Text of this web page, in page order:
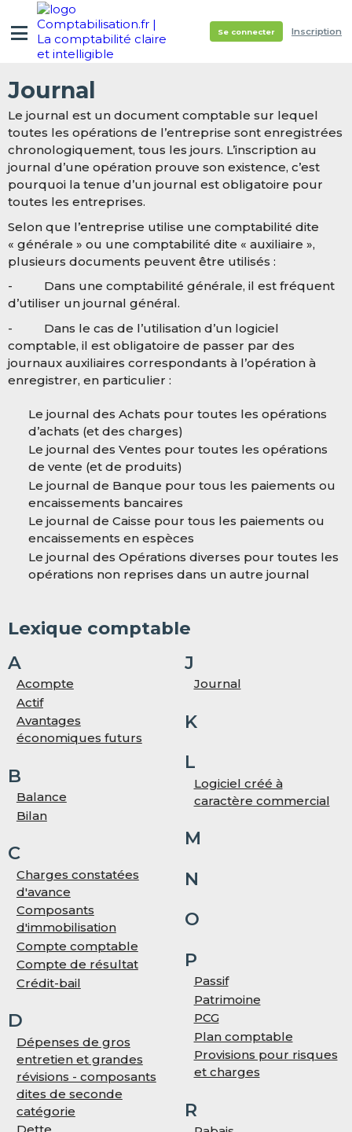
Se connecter Inscription
Journal
Le journal est un document comptable sur lequel
toutes les opérations de l’entreprise sont enregistrées
chronologiquement, tous les jours. L’inscription au
journal d’une opération prouve son existence, c’est
pourquoi la tenue d’un journal est obligatoire pour
toutes les entreprises.
Selon que l’entreprise utilise une comptabilité dite
« générale » ou une comptabilité dite « auxiliaire »,
plusieurs documents peuvent être utilisés :
- Dans une comptabilité générale, il est fréquent
d’utiliser un journal général.
- Dans le cas de l’utilisation d’un logiciel
comptable, il est obligatoire de passer par des
journaux auxiliaires correspondants à l’opération à
enregistrer, en particulier :
Le journal des Achats pour toutes les opérations
d’achats (et des charges)
Le journal des Ventes pour toutes les opérations
de vente (et de produits)
Le journal de Banque pour tous les paiements ou
encaissements bancaires
Le journal de Caisse pour tous les paiements ou
encaissements en espèces
Le journal des Opérations diverses pour toutes les
opérations non reprises dans un autre journal
Lexique comptable
A
Acompte
Actif
Avantages
économiques futurs
B
Balance
Bilan
C
Charges constatées
d'avance
Composants
d'immobilisation
Compte comptable
Compte de résultat
Crédit-bail
D
Dépenses de gros
entretien et grandes
révisions - composants
dites de seconde
catégorie
J
Journal
K
L
Logiciel créé à
caractère commercial
M
N
O
P
Passif
Patrimoine
PCG
Plan comptable
Provisions pour risques
et charges
R